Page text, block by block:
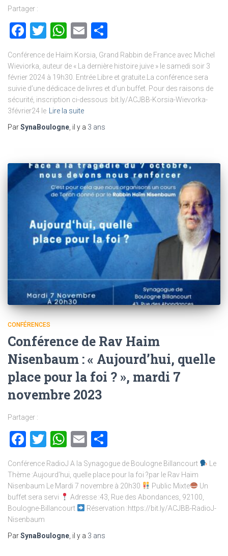
Partager :
Facebook
Twitter
WhatsApp
Email
Conférence de Haïm Korsia, Grand Rabbin de France avec Michel
Wieviorka, auteur de « La dernière histoire juive » le samedi soir 3
février 2024 à 19h30. Entrée Libre et gratuite.La conférence sera
suivie d’une dédicace de livres et d’un buffet. Pour des raisons de
sécurité, inscription ci-dessous :bit.ly/ACJBB-Korsia-Wievorka-
3février24 le
Lire la suite
ParSynaBoulogne , il y a 3 ans
CONFÉRENCES
Conférence de Rav Haim
Nisenbaum : « Aujourd’hui, quelle
place pour la foi ? », mardi 7
novembre 2023
Partager :
Facebook
Twitter
WhatsApp
Email
Conférence RadioJ A la Synagogue de Boulogne Billancourt
Le
Thème :Aujourd’hui, quelle place pour la foi ?par le Rav Haïm
Nisenbaum Le Mardi 7 novembre à 20h30
Public Mixte
Un
buffet sera servi
Adresse :43, Rue des Abondances, 92100,
Boulogne-Billancourt
Réservation :https://bit.ly/ACJBB-RadioJ-
Nisenbaum
ParSynaBoulogne , il y a 3 ans